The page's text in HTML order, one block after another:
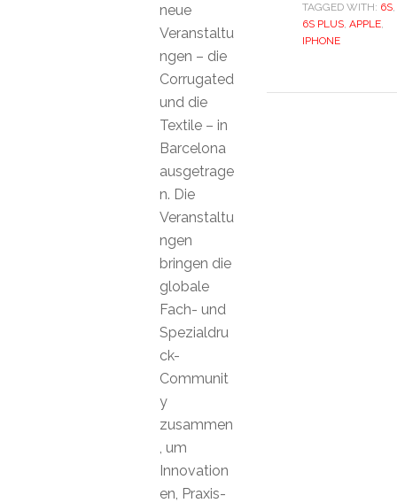
TAGGED WITH: 6S,
6S PLUS, APPLE,
IPHONE
neue
Veranstaltu
ngen – die
Corrugated
und die
Textile – in
Barcelona
ausgetrage
n. Die
Veranstaltu
ngen
bringen die
globale
Fach- und
Spezialdru
ck-
Communit
y
zusammen
, um
Innovation
en, Praxis-